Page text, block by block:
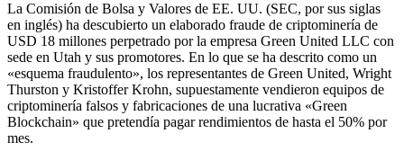
La Comisión de Bolsa y Valores de EE. UU. (SEC, por sus siglas
en inglés) ha descubierto un elaborado fraude de criptominería de
USD 18 millones perpetrado por la empresa Green United LLC con
sede en Utah y sus promotores. En lo que se ha descrito como un
«esquema fraudulento», los representantes de Green United, Wright
Thurston y Kristoffer Krohn, supuestamente vendieron equipos de
criptominería falsos y fabricaciones de una lucrativa «Green
Blockchain» que pretendía pagar rendimientos de hasta el 50% por
mes.